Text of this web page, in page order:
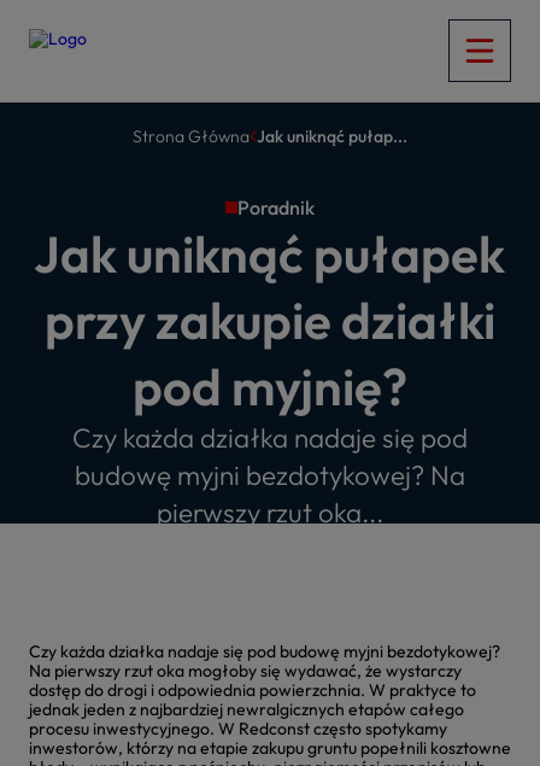
Strona Główna Jak uniknąć pułap...
Poradnik
Jak uniknąć pułapek
przy zakupie działki
pod myjnię?
Czy każda działka nadaje się pod
budowę myjni bezdotykowej? Na
pierwszy rzut oka...
Czy każda działka nadaje się pod budowę myjni bezdotykowej?
Na pierwszy rzut oka mogłoby się wydawać, że wystarczy
dostęp do drogi i odpowiednia powierzchnia. W praktyce to
jednak jeden z najbardziej newralgicznych etapów całego
procesu inwestycyjnego. W Redconst często spotykamy
inwestorów, którzy na etapie zakupu gruntu popełnili kosztowne